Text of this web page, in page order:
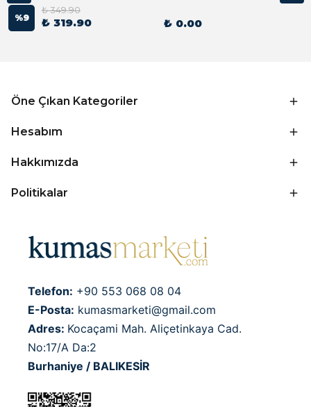
%9
₺ 349.90
₺ 319.90 ₺ 0.00
Öne Çıkan Kategoriler
Hesabım
Hakkımızda
Politikalar
Telefon: +90 553 068 08 04
E-Posta: kumasmarketi@gmail.com
Adres: Kocaçami Mah. Aliçetinkaya Cad.
No:17/A Da:2
Burhaniye / BALIKESİR